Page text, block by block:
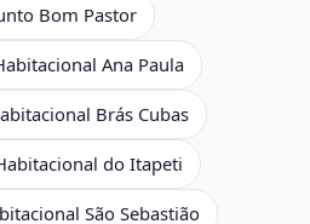
Bom Pastor
Ana Paula
Brás Cubas
do Itapeti
São Sebastião